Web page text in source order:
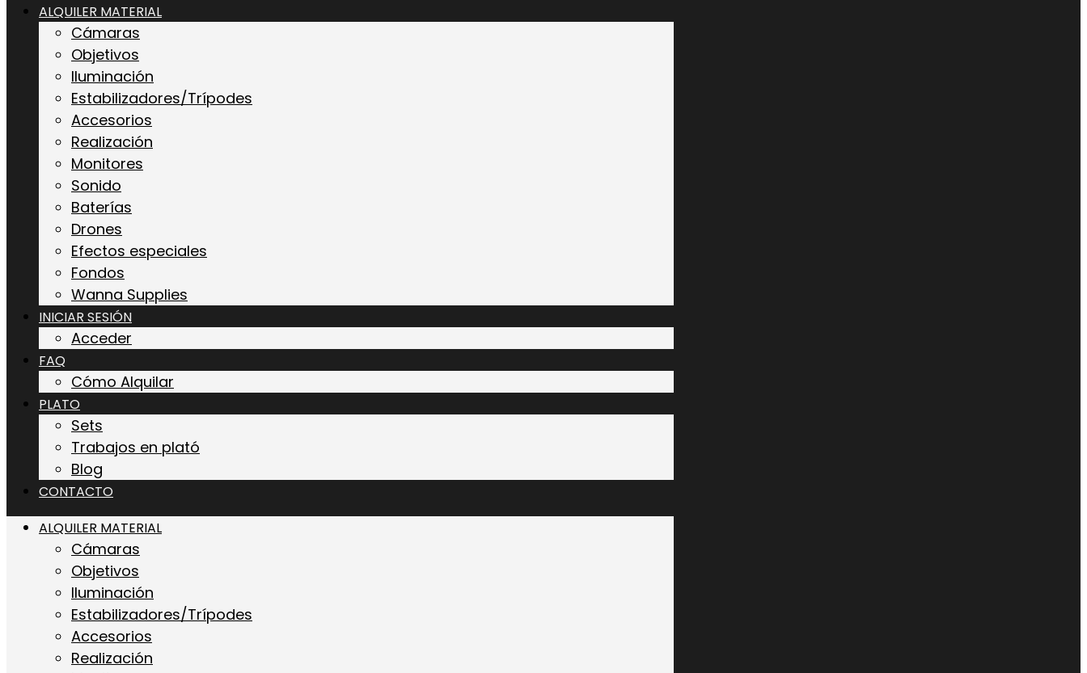
ALQUILER MATERIAL
Cámaras
Objetivos
Iluminación
Estabilizadores/Trípodes
Accesorios
Realización
Monitores
Sonido
Baterías
Drones
Efectos especiales
Fondos
Wanna Supplies
INICIAR SESIÓN
Acceder
FAQ
Cómo Alquilar
PLATO
Sets
Trabajos en plató
Blog
CONTACTO
ALQUILER MATERIAL
Cámaras
Objetivos
Iluminación
Estabilizadores/Trípodes
Accesorios
Realización